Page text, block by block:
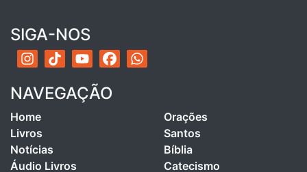
SIGA-NOS
NAVEGAÇÃO
Home
Livros
Notícias
Áudio Livros
Orações
Santos
Bíblia
Catecismo